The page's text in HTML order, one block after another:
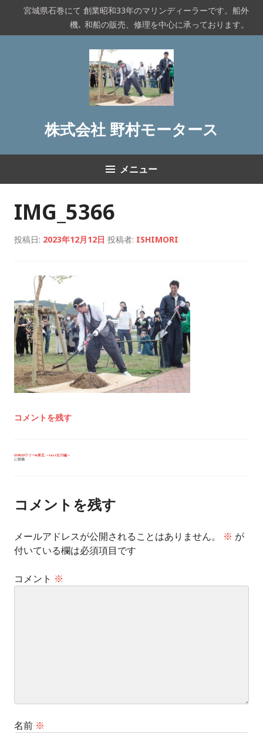
テ
宮城県石巻にて 創業昭和33年のマリンディーラーです。船外
機､ 和船の販売、修理を中心に承っております。
株式会社 野村モータース
メニュー
IMG_5366
投稿日: 2023年12月12日 投稿者: ISHIMORI
コメントを残す
投
シ
ョ
GO!GO!ラリーin東北 ～last女川編～
に投稿
コメントを残す
メールアドレスが公開されることはありません。 ※ が
付いている欄は必須項目です
コメント ※
名前 ※